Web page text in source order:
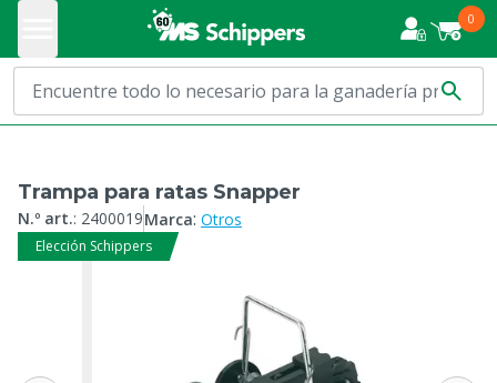
0
Trampa para ratas Snapper
N.º art.: 2400019Marca: Otros
Elección Schippers